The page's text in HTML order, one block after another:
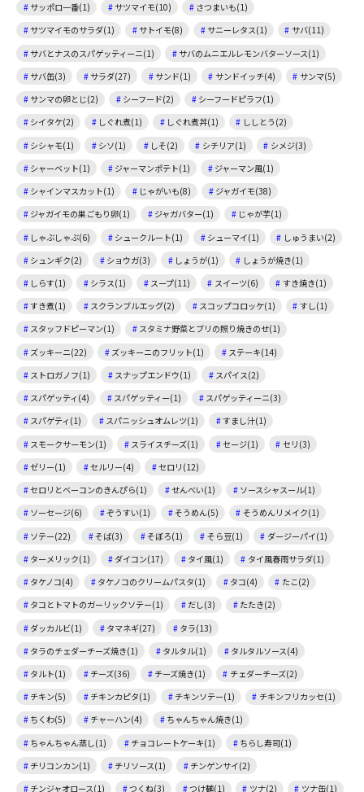
サッポロ一番(1)
サツマイモ(10)
さつまいも(1)
サツマイモのサラダ(1)
サトイモ(8) サニーレタス(1)
サバ(11)
サバとナスのスパゲッティーニ(1)
サバのムニエルレモンバターソース(1)
サバ缶(3)
サラダ(27) サンド(1) サンドイッチ(4)
サンマ(5)
サンマの卵とじ(2)
シーフード(2)
シーフードピラフ(1)
シイタケ(2)
しぐれ煮(1) しぐれ煮丼(1)
ししとう(2)
シシャモ(1)
シソ(1) しそ(2) シチリア(1)
シメジ(3)
シャーベット(1)
ジャーマンポテト(1)
ジャーマン風(1)
シャインマスカット(1)
じゃがいも(8)
ジャガイモ(38)
ジャガイモの巣ごもり卵(1)
ジャガバター(1)
じゃが芋(1)
しゃぶしゃぶ(6)
シュークルート(1) シューマイ(1)
しゅうまい(2)
シュンギク(2)
ショウガ(3) しょうが(1)
しょうが焼き(1)
しらす(1)
シラス(1) スープ(11) スイーツ(6)
すき焼き(1)
すき煮(1)
スクランブルエッグ(2) スコップコロッケ(1)
すし(1)
スタッフドピーマン(1)
スタミナ野菜とブリの照り焼きのせ(1)
ズッキーニ(22)
ズッキーニのフリット(1)
ステーキ(14)
ストロガノフ(1)
スナップエンドウ(1)
スパイス(2)
スパゲッティ(4)
スパゲッティー(1)
スパゲッティーニ(3)
スパゲティ(1)
スパニッシュオムレツ(1)
すまし汁(1)
スモークサーモン(1)
スライスチーズ(1) セージ(1)
セリ(3)
ゼリー(1)
セルリー(4)
セロリ(12)
セロリとベーコンのきんぴら(1)
せんべい(1)
ソースシャスール(1)
ソーセージ(6)
ぞうすい(1) そうめん(5)
そうめんリメイク(1)
ソテー(22)
そば(3) そぼろ(1) そら豆(1)
ダージーパイ(1)
ターメリック(1)
ダイコン(17) タイ風(1)
タイ風春雨サラダ(1)
タケノコ(4)
タケノコのクリームパスタ(1) タコ(4)
たこ(2)
タコとトマトのガーリックソテー(1)
だし(3)
たたき(2)
ダッカルビ(1)
タマネギ(27)
タラ(13)
タラのチェダーチーズ焼き(1)
タルタル(1)
タルタルソース(4)
タルト(1)
チーズ(36) チーズ焼き(1)
チェダーチーズ(2)
チキン(5)
チキンカピタ(1) チキンソテー(1)
チキンフリカッセ(1)
ちくわ(5)
チャーハン(4)
ちゃんちゃん焼き(1)
ちゃんちゃん蒸し(1)
チョコレートケーキ(1)
ちらし寿司(1)
チリコンカン(1)
チリソース(1)
チンゲンサイ(2)
チンジャオロース(1)
つくね(3) つけ麺(1) ツナ(2) ツナ缶(1)